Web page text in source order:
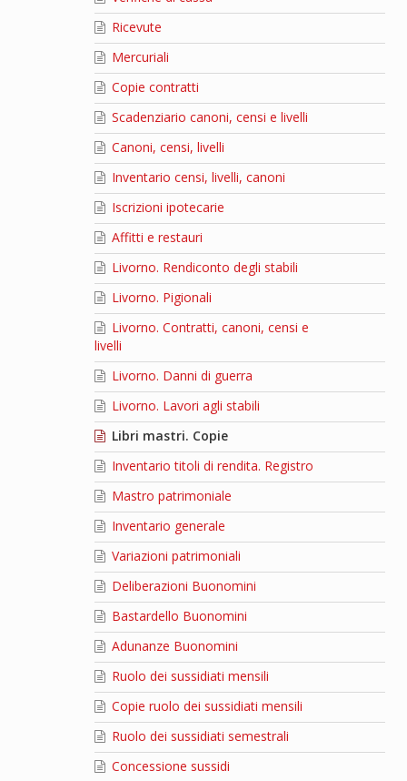
Ricevute
Mercuriali
Copie contratti
Scadenziario canoni, censi e livelli
Canoni, censi, livelli
Inventario censi, livelli, canoni
Iscrizioni ipotecarie
Affitti e restauri
Livorno. Rendiconto degli stabili
Livorno. Pigionali
Livorno. Contratti, canoni, censi e
livelli
Livorno. Danni di guerra
Livorno. Lavori agli stabili
Libri mastri. Copie
Inventario titoli di rendita. Registro
Mastro patrimoniale
Inventario generale
Variazioni patrimoniali
Deliberazioni Buonomini
Bastardello Buonomini
Adunanze Buonomini
Ruolo dei sussidiati mensili
Copie ruolo dei sussidiati mensili
Ruolo dei sussidiati semestrali
Concessione sussidi